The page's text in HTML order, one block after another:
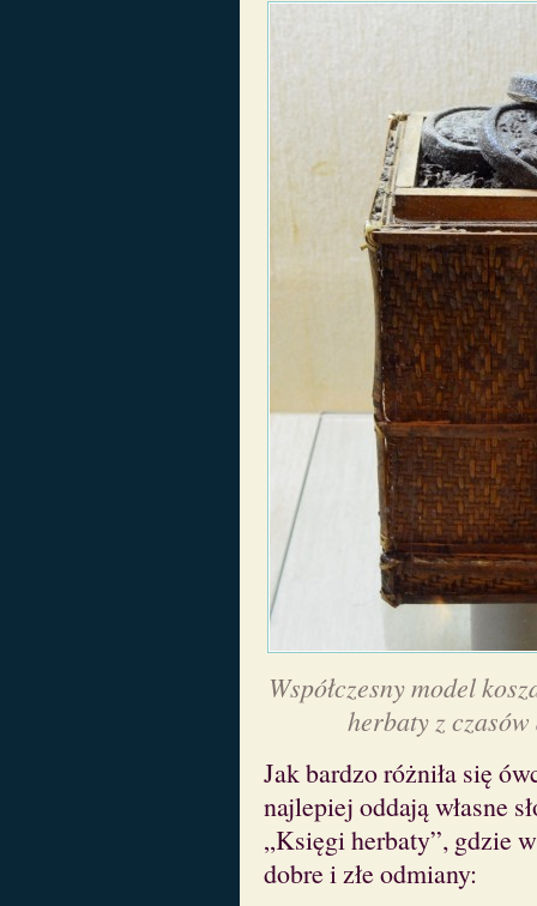
Współczesny model
herbaty z
Jak bardzo różniła się
najlepiej oddają własne
„Księgi herbaty”, gdzie
dobre i złe odmiany: